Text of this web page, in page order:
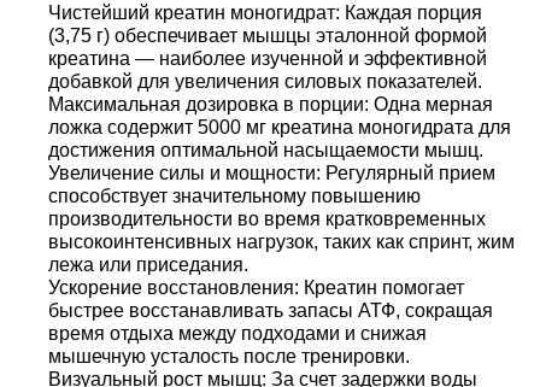
Чистейший креатин моногидрат: Каждая порция
(3,75 г) обеспечивает мышцы эталонной формой
креатина — наиболее изученной и эффективной
добавкой для увеличения силовых показателей.
Максимальная дозировка в порции: Одна мерная
ложка содержит 5000 мг креатина моногидрата для
достижения оптимальной насыщаемости мышц.
Увеличение силы и мощности: Регулярный прием
способствует значительному повышению
производительности во время кратковременных
высокоинтенсивных нагрузок, таких как спринт, жим
лежа или приседания.
Ускорение восстановления: Креатин помогает
быстрее восстанавливать запасы АТФ, сокращая
время отдыха между подходами и снижая
мышечную усталость после тренировки.
Визуальный рост мышц: За счет задержки воды